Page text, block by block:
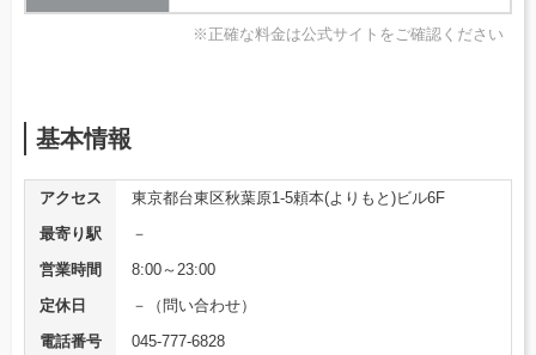
※正確な料金は公式サイトをご確認ください
基本情報
アクセス
東京都台東区秋葉原1-5頼本(よりもと)ビル6F
最寄り駅
－
営業時間
8:00～23:00
定休日
－（問い合わせ）
電話番号
045-777-6828